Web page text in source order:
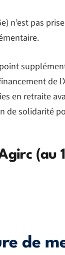
n’est pas
de
en retraite
de solidarité
(au
de